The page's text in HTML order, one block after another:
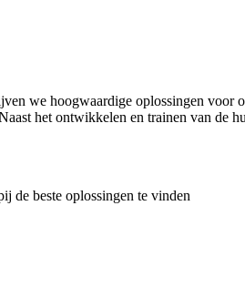
we hoogwaardige oplossingen voor
het ontwikkelen en trainen van de
de beste oplossingen te vinden